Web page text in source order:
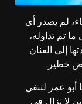
لم يصدر أي
ما تم تداوله،
إلى الفنان
خطير.
أبو عمر لتنفي
لا تزال في